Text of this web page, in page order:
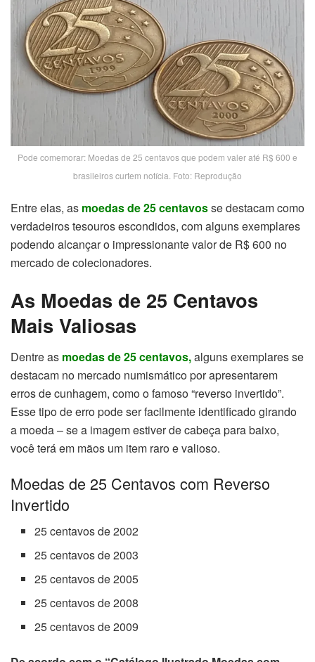
Pode comemorar: Moedas de 25 centavos que podem valer até R$ 600 e
brasileiros curtem notícia. Foto: Reprodução
Entre elas, as moedas de 25 centavosse destacam como
verdadeiros tesouros escondidos, com alguns exemplares
podendo alcançar o impressionante valor de R$ 600 no
mercado de colecionadores.
As Moedas de 25 Centavos
Mais Valiosas
Dentre as moedas de 25 centavos,alguns exemplares se
destacam no mercado numismático por apresentarem
erros de cunhagem, como o famoso “reverso invertido”.
Esse tipo de erro pode ser facilmente identificado girando
a moeda – se a imagem estiver de cabeça para baixo,
você terá em mãos um item raro e valioso.
Moedas de 25 Centavos com Reverso
Invertido
25 centavos de 2002
25 centavos de 2003
25 centavos de 2005
25 centavos de 2008
25 centavos de 2009